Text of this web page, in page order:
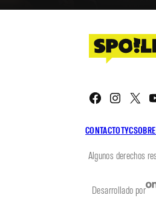
CONTACTOTYC
X
Algunos derechos
Desarrollado por